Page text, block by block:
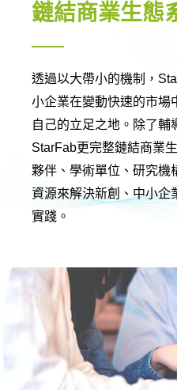
鏈結商業生態
透過以大帶小的機制，
小企業在變動快速的市場
自己的立足之地。除了輔
StarFab更完整鏈結商業
夥伴、學術單位、研究機
資源來解決新創、中小企
實踐。